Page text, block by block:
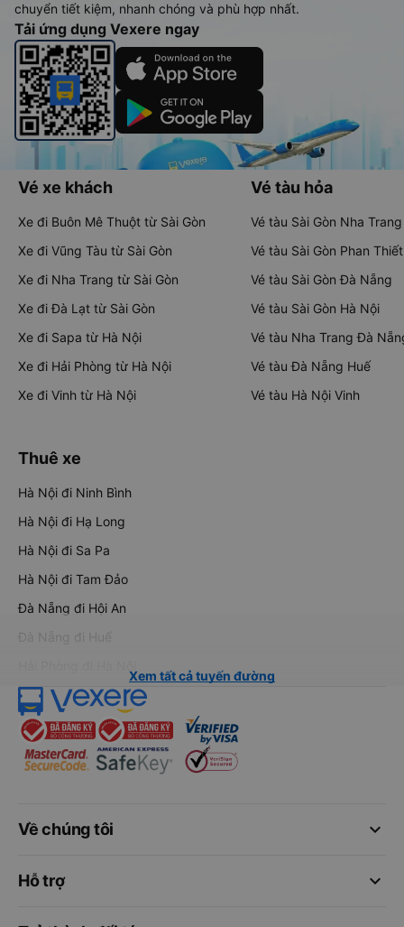
chuyển tiết kiệm, nhanh chóng và phù hợp nhất.
Tải ứng dụng Vexere ngay
Vé xe khách
Xe đi Buôn Mê Thuột từ Sài Gòn
Xe đi Vũng Tàu từ Sài Gòn
Xe đi Nha Trang từ Sài Gòn
Xe đi Đà Lạt từ Sài Gòn
Xe đi Sapa từ Hà Nội
Xe đi Hải Phòng từ Hà Nội
Xe đi Vinh từ Hà Nội
Vé tàu hỏa
Vé tàu Sài Gòn Nha Trang
Vé tàu Sài Gòn Phan Thiết
Vé tàu Sài Gòn Đà Nẵng
Vé tàu Sài Gòn Hà Nội
Vé tàu Nha Trang Đà
Vé tàu Đà Nẵng Huế
Vé tàu Hà Nội Vinh
Thuê xe
Hà Nội đi Ninh Bình
Hà Nội đi Hạ Long
Hà Nội đi Sa Pa
Hà Nội đi Tam Đảo
Đà Nẵng đi Hội An
Đà Nẵng đi Huế
Xem tất cả tuyến đường
keyboard_arrow_down
Về chúng tôi
keyboard_arrow_down
Hỗ trợ